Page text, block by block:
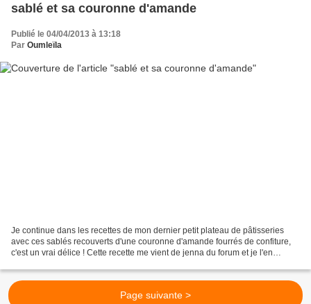
sablé et sa couronne d'amande
Publié le 04/04/2013 à 13:18
Par Oumleïla
Je continue dans les recettes de mon dernier petit plateau de pâtisseries
avec ces sablés recouverts d'une couronne d'amande fourrés de confiture,
c'est un vrai délice ! Cette recette me vient de jenna du forum et je l'en
Page suivante >